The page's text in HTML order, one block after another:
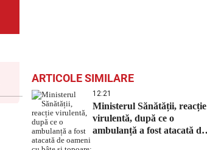
ARTICOLE SIMILARE
12:21
Ministerul Sănătății, reacție
virulentă, după ce o
ambulanță a fost atacată de